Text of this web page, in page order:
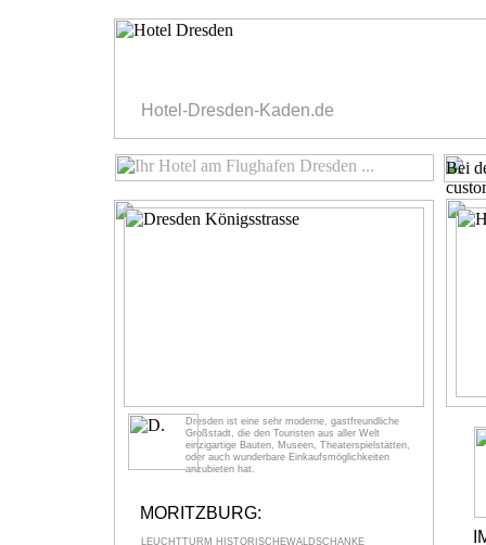
Hotel-Dresden-Kaden.de
Bei
Dresden ist eine sehr moderne, gastfreundliche
Großstadt, die den Touristen aus aller Welt
einzigartige Bauten, Museen, Theaterspielstätten,
oder auch wunderbare Einkaufsmöglichkeiten
anzubieten hat.
MORITZBURG:
LEUCHTTURM HISTORISCHEWALDSCHÄNKE